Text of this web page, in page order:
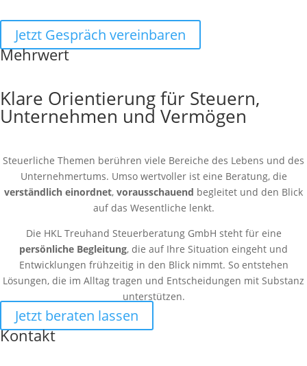
Jetzt Gespräch vereinbaren
Mehrwert
Klare Orientierung für Steuern,
Unternehmen und Vermögen
Steuerliche Themen berühren viele Bereiche des Lebens und des
Unternehmertums. Umso wertvoller ist eine Beratung, die
verständlich einordnet, vorausschauend begleitet und den Blick
auf das Wesentliche lenkt.
Die HKL Treuhand Steuerberatung GmbH steht für eine
persönliche Begleitung, die auf Ihre Situation eingeht und
Entwicklungen frühzeitig in den Blick nimmt. So entstehen
Lösungen, die im Alltag tragen und Entscheidungen mit Substanz
unterstützen.
Jetzt beraten lassen
Kontakt